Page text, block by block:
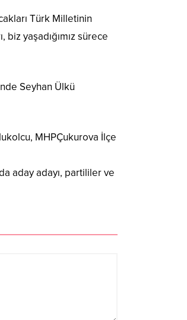
Türk Milletinin
yaşadığımız sürece
Seyhan Ülkü
MHPÇukurova İlçe
aday adayı, partililer ve